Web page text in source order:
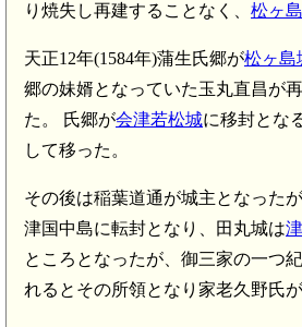
り焼失し再建することなく、 松ヶ
天正12年(1584年)蒲生氏郷が松ヶ島
郷の妹婿となっていた玉丸直昌が
た。 氏郷が会津若松城に移封とな
して移った。
その後は稲葉道通が城主となった
津国中島に転封となり、田丸城は
ところとなったが、御三家の一つ
れるとその所領となり家老久野氏